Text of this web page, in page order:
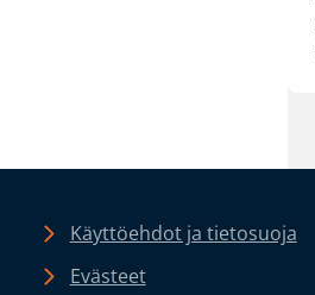
Käyttöehdot ja tietosuoja
Evästeet